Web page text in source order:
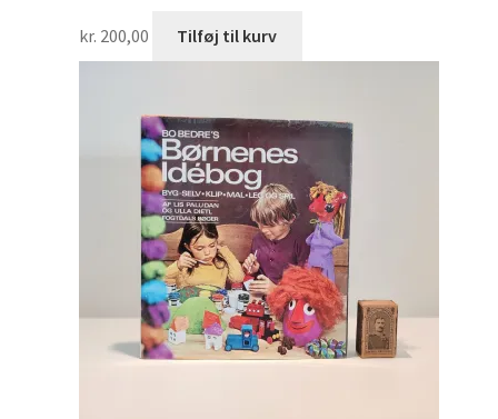
kr. 200,00 Tilføj til kurv